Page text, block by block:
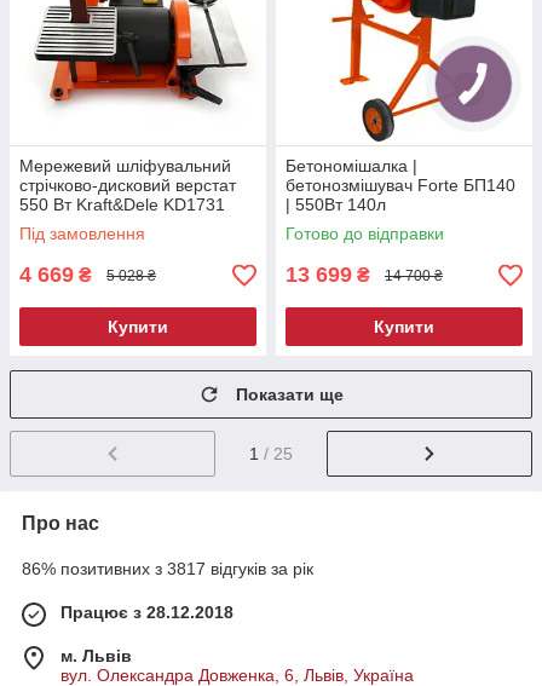
Мережевий шліфувальний
стрічково-дисковий верстат
550 Вт Kraft&Dele KD1731
шліфувальний верстат
Під замовлення
4 669 ₴ 5 028 ₴
Купити
Бетономішалка |
бетонозмішувач Forte БП140
| 550Вт 140л
Готово до відправки
13 699 ₴ 14 700 ₴
Купити
Показати ще
1 / 25
Про нас
86% позитивних з 3817 відгуків за рік
Працює з 28.12.2018
м. Львів
вул. Олександра Довженка, 6, Львів, Україна